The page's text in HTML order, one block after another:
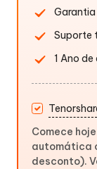
Suporte
1 Ano
Comece
automática
desconto).